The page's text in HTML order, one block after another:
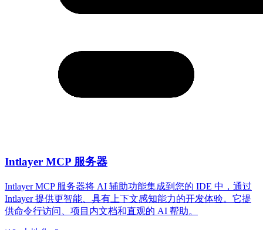
Intlayer MCP 服务器
Intlayer MCP 服务器将 AI 辅助功能集成到您的 IDE 中，通过
Intlayer 提供更智能、具有上下文感知能力的开发体验。它提
供命令行访问、项目内文档和直观的 AI 帮助。